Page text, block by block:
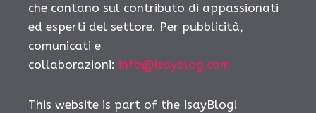
che contano sul contributo di appassionati
ed esperti del settore. Per pubblicità,
comunicati e
collaborazioni: info@isayblog.com
This website is part of the IsayBlog!